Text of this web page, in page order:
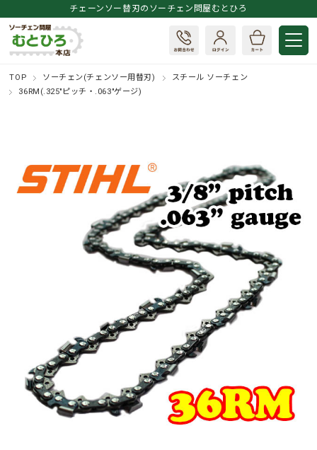
チェーンソー替刃のソーチェン問屋むとひろ
TOP ソーチェン(チェンソー用替刃)
スチール ソーチェン
36RM(.325"ピッチ・.063"ゲージ)